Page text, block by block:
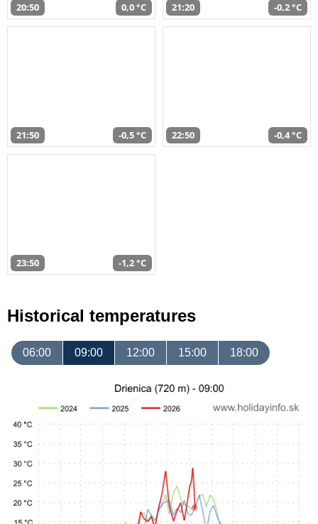
20:50 0,0 °C 21:20 -0,2 °C
21:50 -0,5 °C 22:50 -0,4 °C
23:50 -1,2 °C
Historical temperatures
06:00 09:00 12:00 15:00 18:00